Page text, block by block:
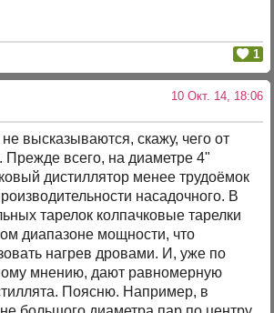
1
10 Окт. 14, 18:06
высказываются, скажу, чего от
Прежде всего, на диаметре 4"
дистиллятор менее трудоёмок
насадочного. В
тарелок колпачковые тарелки
диапазоне мощности, что
нагрев дровами. И, уже по
мнению, дают равномерную
Поясню. Например, в